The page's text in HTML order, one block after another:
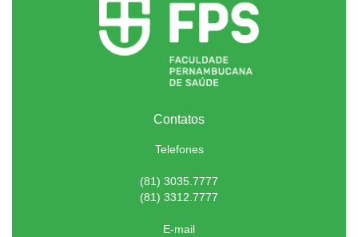
Contatos
Telefones
(81) 3035.7777
(81) 3312.7777
E-mail